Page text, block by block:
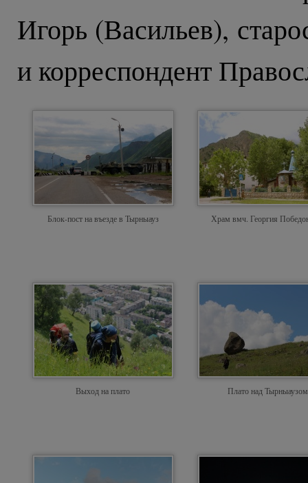
Игорь (Васильев),
и корреспондент
Блок-пост на въезде в Тырныауз Храм вмч. Георгия
Выход на плато Плато над Тырныаузом